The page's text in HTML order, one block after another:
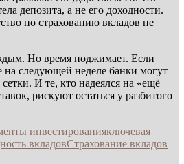
депозита, а не его доходности.
по страхованию вкладов не
Но время поджимает. Если
на следующей неделе банки могут
И те, кто надеялся на «ещё
рискуют остаться у разбитого
инвестированияключевая
вкладовСтрахование вкладов